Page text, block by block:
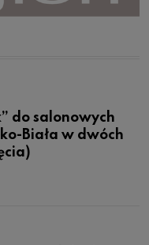
do salonowych
Biała w dwóch